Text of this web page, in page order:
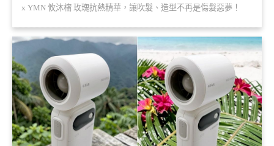
x YMN 攸沐橣 玫瑰抗熱精華，讓吹髮、造型不再是傷髮惡夢！